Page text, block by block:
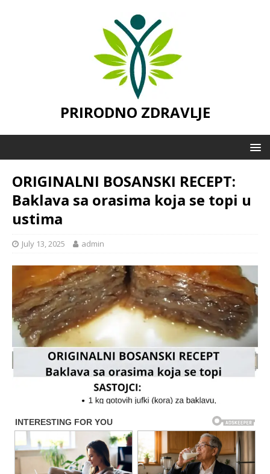
PRIRODNO ZDRAVLJE
ORIGINALNI BOSANSKI RECEPT:
Baklava sa orasima koja se topi u
ustima
July 13, 2025 admin